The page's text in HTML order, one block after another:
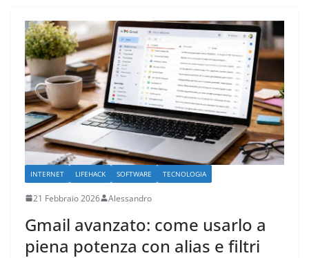
INTERNET LIFEHACK SOFTWARE TECNOLOGIA
21 Febbraio 2026 Alessandro
Gmail avanzato: come usarlo a
piena potenza con alias e filtri